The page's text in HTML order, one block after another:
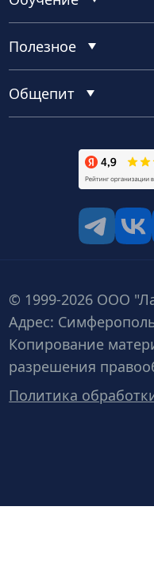
Полезное
Общепит
© 1999-2026 ООО
Адрес:
Копирование
разрешения
Политика